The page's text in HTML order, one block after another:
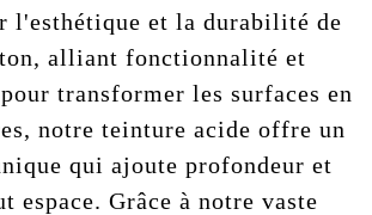
l'esthétique et la durabilité de
alliant fonctionnalité et
transformer les surfaces en
notre teinture acide offre un
qui ajoute profondeur et
espace. Grâce à notre vaste